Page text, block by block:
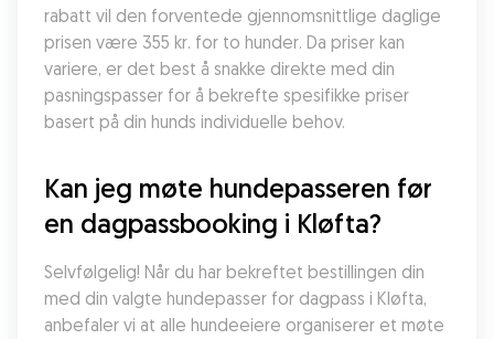
rabatt vil den forventede gjennomsnittlige daglige
prisen være 355 kr. for to hunder. Da priser kan
variere, er det best å snakke direkte med din
pasningspasser for å bekrefte spesifikke priser
basert på din hunds individuelle behov.
Kan jeg møte hundepasseren før
en dagpassbooking i Kløfta?
Selvfølgelig! Når du har bekreftet bestillingen din
med din valgte hundepasser for dagpass i Kløfta,
anbefaler vi at alle hundeeiere organiserer et møte